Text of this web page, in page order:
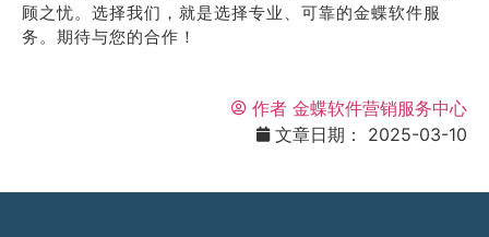
顾之忧。选择我们，就是选择专业、可靠的金蝶软件服
务。期待与您的合作！
作者 金蝶软件营销服务中心
文章日期：
2025-03-10